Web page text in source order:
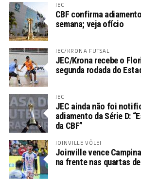
JEC
CBF confirma
semana; veja ofício
JEC/KRONA FUTSAL
JEC/Krona recebe o
segunda rodada do
JEC
JEC ainda não foi
adiamento da Série D:
da CBF”
JOINVILLE VÔLEI
Joinville vence
na frente nas quartas